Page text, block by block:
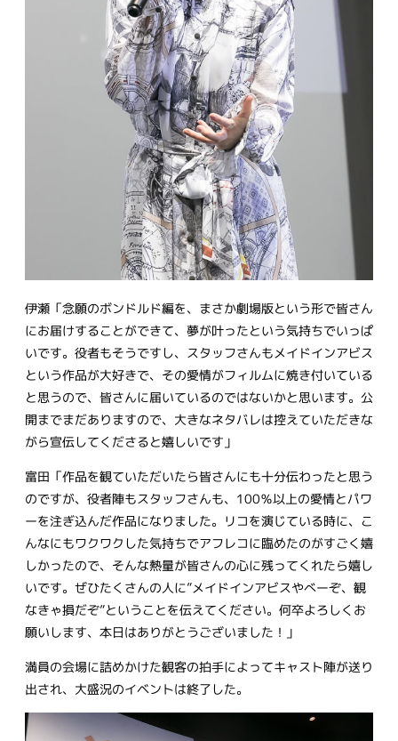
伊瀬「念願のボンドルド編を、まさか劇場版という形で皆さん
にお届けすることができて、夢が叶ったという気持ちでいっぱ
いです。役者もそうですし、スタッフさんもメイドインアビス
という作品が大好きで、その愛情がフィルムに焼き付いている
と思うので、皆さんに届いているのではないかと思います。公
開までまだありますので、大きなネタバレは控えていただきな
がら宣伝してくださると嬉しいです」
富田「作品を観ていただいたら皆さんにも十分伝わったと思う
のですが、役者陣もスタッフさんも、100％以上の愛情とパワ
ーを注ぎ込んだ作品になりました。リコを演じている時に、こ
んなにもワクワクした気持ちでアフレコに臨めたのがすごく嬉
しかったので、そんな熱量が皆さんの心に残ってくれたら嬉し
いです。ぜひたくさんの人に”メイドインアビスやべーぞ、観
なきゃ損だぞ”ということを伝えてください。何卒よろしくお
願いします、本日はありがとうございました！」
満員の会場に詰めかけた観客の拍手によってキャスト陣が送り
出され、大盛況のイベントは終了した。